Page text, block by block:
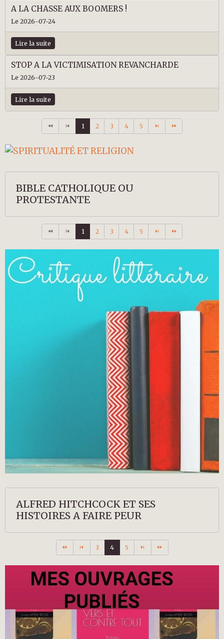
A LA CHASSE AUX BOOMERS !
Le 2026-07-24
Lire la suite
STOP A LA VICTIMISATION REVANCHARDE
Le 2026-07-23
Lire la suite
1 2 3 4 5
BIBLE CATHOLIQUE OU
PROTESTANTE
1 2 3 4 5
ALFRED HITCHCOCK ET SES
HISTOIRES A FAIRE PEUR
3 4 5